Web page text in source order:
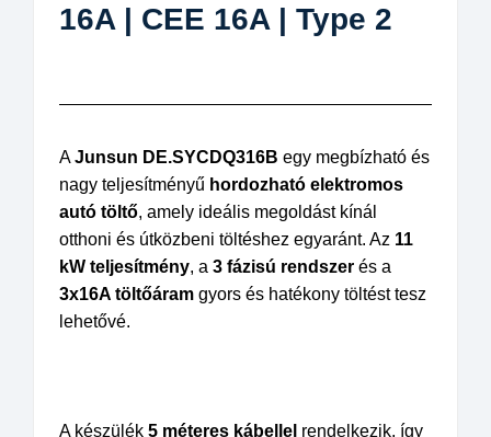
16A | CEE 16A | Type 2
AJunsun DE.SYCDQ316B egy megbízható és
nagy teljesítményű hordozható elektromos
autó töltő, amely ideális megoldást kínál
otthoni és útközbeni töltéshez egyaránt. Az 11
kW teljesítmény, a 3 fázisú rendszer és a
3x16A töltőáram gyors és hatékony töltést tesz
lehetővé.
A készülék 5 méteres kábellel rendelkezik, így